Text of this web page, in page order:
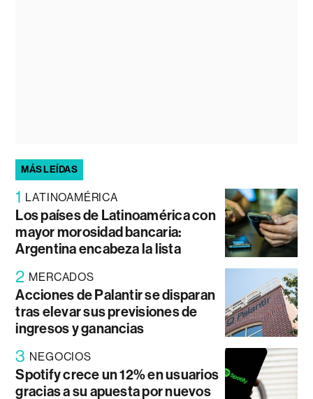
MÁS LEÍDAS
1 LATINOAMÉRICA
Los países de Latinoamérica con
mayor morosidad bancaria:
Argentina encabeza la lista
2 MERCADOS
Acciones de Palantir se disparan
tras elevar sus previsiones de
ingresos y ganancias
3 NEGOCIOS
Spotify crece un 12% en usuarios
gracias a su apuesta por nuevos